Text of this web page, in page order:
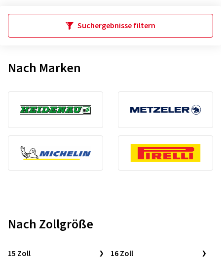
Suchergebnisse filtern
Nach Marken
Nach Zollgröße
15 Zoll 16 Zoll